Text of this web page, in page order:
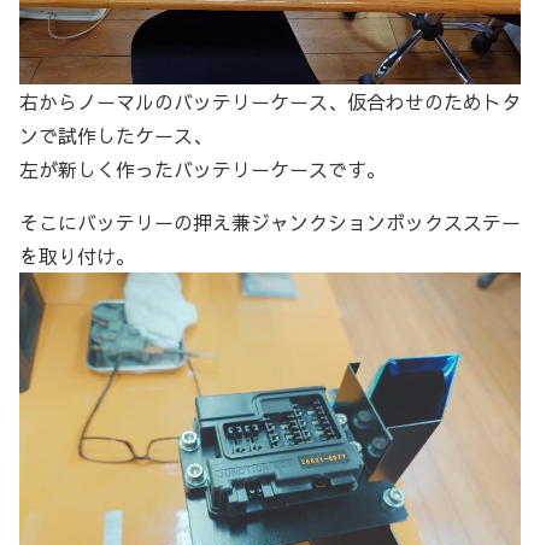
右からノーマルのバッテリーケース、仮合わせのためトタ
ンで試作したケース、
左が新しく作ったバッテリーケースです。
そこにバッテリーの押え兼ジャンクションボックスステー
を取り付け。